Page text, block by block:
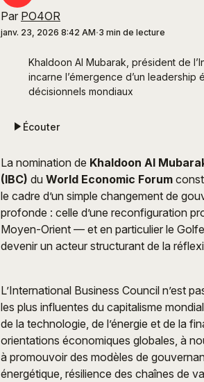
Par PO4OR
janv. 23, 2026 8:42 AM 3 min de lecture
Khaldoon Al Mubarak, président de
incarne l’émergence d’un
décisionnels mondiaux
Écouter
La nomination de Khaldoon Al
(IBC) du World Economic Forum
le cadre d’un simple changement de
profonde : celle d’une reconfiguration
Moyen-Orient — et en particulier le
devenir un acteur structurant de la
L’International Business Council n’est
les plus influentes du capitalisme
de la technologie, de l’énergie et de la
orientations économiques globales, à
à promouvoir des modèles de
énergétique, résilience des chaînes de